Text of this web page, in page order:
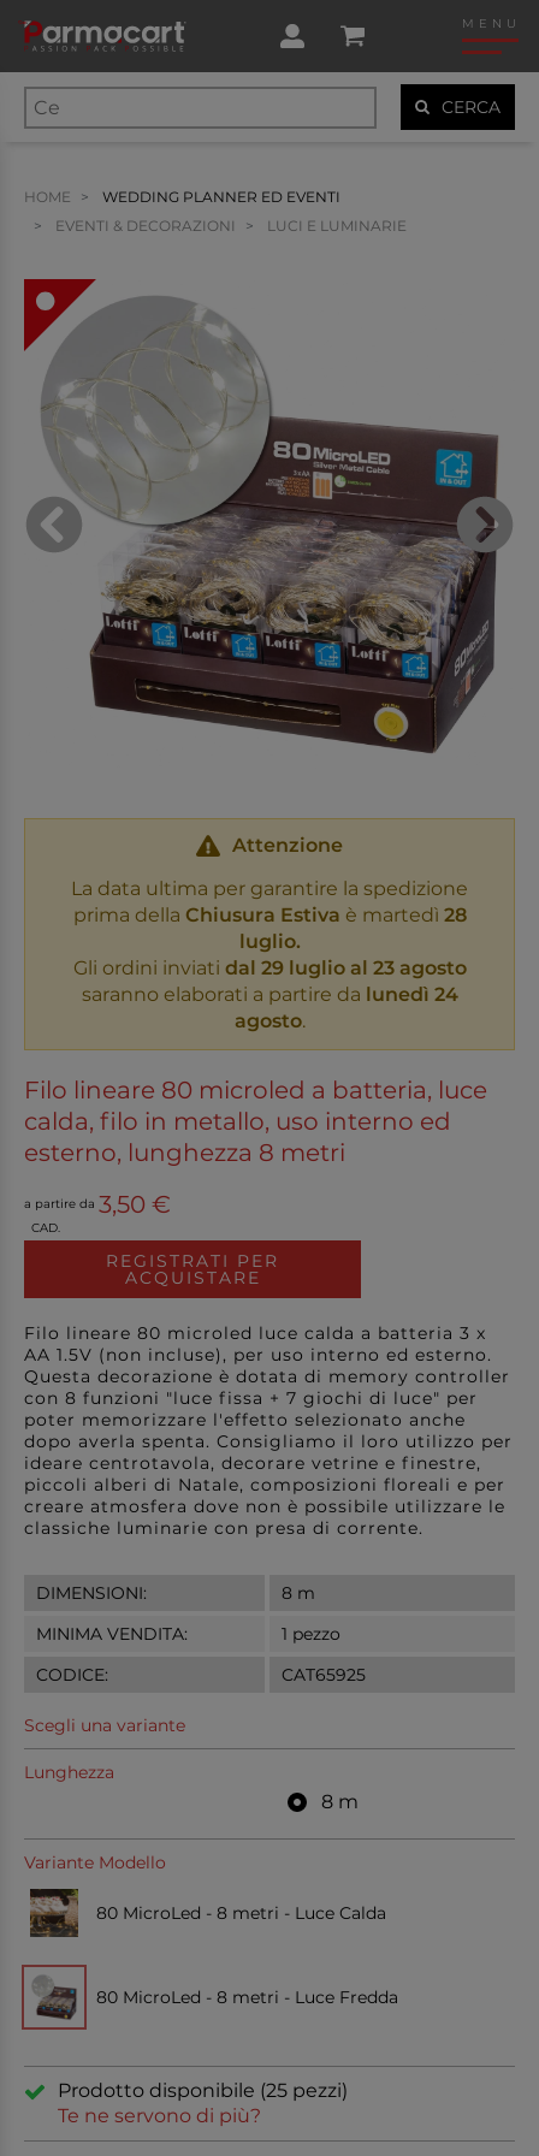
MENU
CERCA
HOME
WEDDING PLANNER ED EVENTI
EVENTI & DECORAZIONI
LUCI E LUMINARIE
Attenzione
La data ultima per garantire la spedizione
prima della Chiusura Estiva è martedì 28
luglio.
Gli ordini inviati dal 29 luglio al 23 agosto
saranno elaborati a partire da lunedì 24
agosto.
Filo lineare 80 microled a batteria, luce
calda, filo in metallo, uso interno ed
esterno, lunghezza 8 metri
a partire da 3,50 €
CAD.
REGISTRATI PER
ACQUISTARE
Filo lineare 80 microled luce calda a batteria 3 x
AA 1.5V (non incluse), per uso interno ed esterno.
Questa decorazione è dotata di memory controller
con 8 funzioni "luce fissa + 7 giochi di luce" per
poter memorizzare l'effetto selezionato anche
dopo averla spenta. Consigliamo il loro utilizzo per
ideare centrotavola, decorare vetrine e finestre,
piccoli alberi di Natale, composizioni floreali e per
creare atmosfera dove non è possibile utilizzare le
classiche luminarie con presa di corrente.
DIMENSIONI:
8 m
MINIMA VENDITA:
1 pezzo
CODICE:
CAT65925
Scegli una variante
Lunghezza
8 m
Variante Modello
80 MicroLed - 8 metri - Luce Calda
80 MicroLed - 8 metri - Luce Fredda
Prodotto disponibile (25 pezzi)
Te ne servono di più?